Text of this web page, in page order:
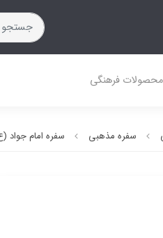
محصولات فرهنگی
سفره مذهبی سفره امام جواد